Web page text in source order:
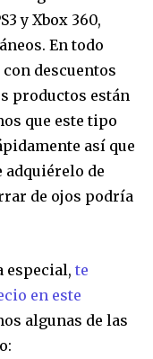
y Xbox 360,
En todo
descuentos
productos están
que este tipo
así que
adquiérelo de
de ojos podría
especial, te
en este
algunas de las